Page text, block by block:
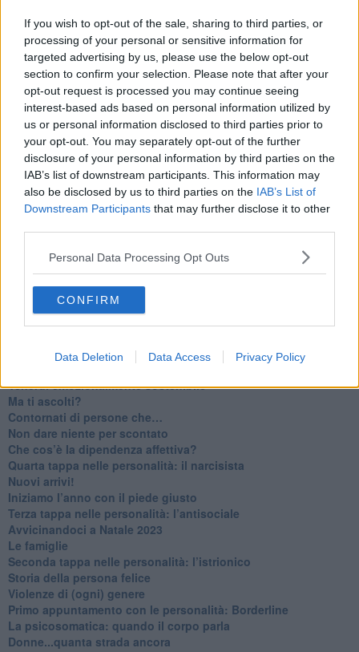
If you wish to opt-out of the sale, sharing to third parties, or
processing of your personal or sensitive information for
targeted advertising by us, please use the below opt-out
section to confirm your selection. Please note that after your
opt-out request is processed you may continue seeing
interest-based ads based on personal information utilized by
us or personal information disclosed to third parties prior to
your opt-out. You may separately opt-out of the further
disclosure of your personal information by third parties on the
IAB’s list of downstream participants. This information may
also be disclosed by us to third parties on the IAB’s List of
Downstream Participants that may further disclose it to other
Personal Data Processing Opt Outs
CONFIRM
Data Deletion Data Access Privacy Policy
L’invisibile fatica mentale
Vacanze a km zero
​Buone Vacan(si)e!
​Il lato positivo delle cose
​Storie antiche di tempi moderni
​Quello che alle mamme non dicono
Adultescenza
Homo imbecillis
​4 anni di Blog
Quando il silenzio è aggressivo
​Il passato, questo conosciuto!
​Clima ballerino e sbalzi d’umore
La maternità
​Tutta una questione di rispetto
​Cose che ci esauriscono
​Vespa che passione!
​Lasciate ai vostri figli il diritto di piangere
​Saper pazientare
​Giornata del Fiocchetto Lilla
​Venerdì emozionalmente sostenibile
Ma ti ascolti?
Contornati di persone che…
Non dare niente per scontato
Che cos’è la dipendenza affettiva?
Quarta tappa nelle personalità: il narcisista
​Nuovi arrivi!
​Iniziamo l’anno con il piede giusto
​Terza tappa nelle personalità: l’antisociale
​Avvicinandoci a Natale 2023
Le famiglie
Seconda tappa nelle personalità: l’istrionico
​Storia della persona felice
Violenze di (ogni) genere
​Primo appuntamento con le personalità: Borderline
La psicosomatica: quando il corpo parla
Donne...quanta strada ancora